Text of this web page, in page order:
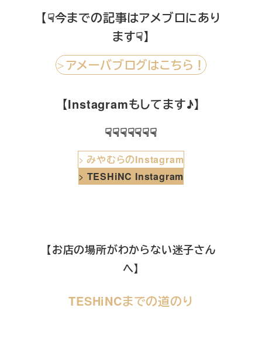
【☟今までの記事はアメブロにあり
ます☟】
＞アメーバブログはこちら！
【Instagramもしてます♪】
☟☟☟☟☟☟☟
>みやむらのInstagram
> TESHiNC Instagram
【お店の場所がわからない迷子さん
へ】
TESHiNCまでの道のり